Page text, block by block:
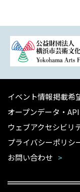
イベント情報掲載希
オープンデータ・API
ウェブアクセシビリ
プライバシーポリシ
お問い合わせ